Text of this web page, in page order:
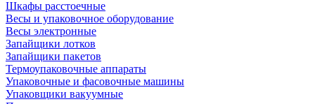
Шкафы расстоечные
Весы и упаковочное оборудование
Весы электронные
Запайщики лотков
Запайщики пакетов
Термоупаковочные аппараты
Упаковочные и фасовочные машины
Упаковщики вакуумные